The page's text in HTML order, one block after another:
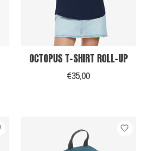
OCTOPUS T-SHIRT ROLL-UP
€35,00